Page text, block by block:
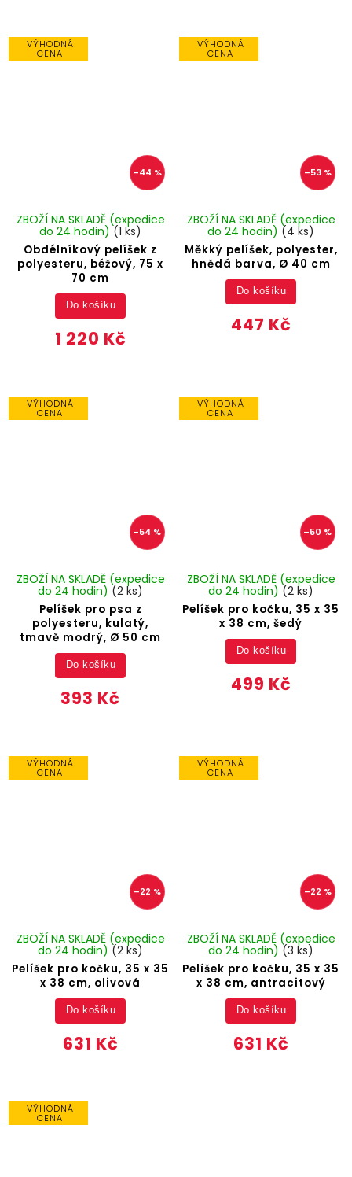
VÝHODNÁ
CENA
–44 %
Obdélníkový pelíšek z
polyesteru, béžový, 75 x
70 cm
ZBOŽÍ NA SKLADĚ (expedice
do 24 hodin)(1 ks)
1 220 Kč
Do košíku
VÝHODNÁ
CENA
–53 %
Měkký pelíšek, polyester,
hnědá barva, Ø 40 cm
ZBOŽÍ NA SKLADĚ (expedice
do 24 hodin) (4 ks)
447 Kč
Do košíku
VÝHODNÁ
CENA
–54 %
Pelíšek pro psa z
polyesteru, kulatý,
tmavě modrý, Ø 50 cm
ZBOŽÍ NA SKLADĚ (expedice
do 24 hodin) (2 ks)
393 Kč
Do košíku
VÝHODNÁ
CENA
–50 %
Pelíšek pro kočku, 35 x 35
x 38 cm, šedý
ZBOŽÍ NA SKLADĚ (expedice
do 24 hodin) (2 ks)
499 Kč
Do košíku
VÝHODNÁ
CENA
–22 %
Pelíšek pro kočku, 35 x 35
x 38 cm, olivová
ZBOŽÍ NA SKLADĚ (expedice
do 24 hodin) (2 ks)
631 Kč
Do košíku
VÝHODNÁ
CENA
–22 %
Pelíšek pro kočku, 35 x 35
x 38 cm, antracitový
ZBOŽÍ NA SKLADĚ (expedice
do 24 hodin) (3 ks)
631 Kč
Do košíku
VÝHODNÁ
CENA